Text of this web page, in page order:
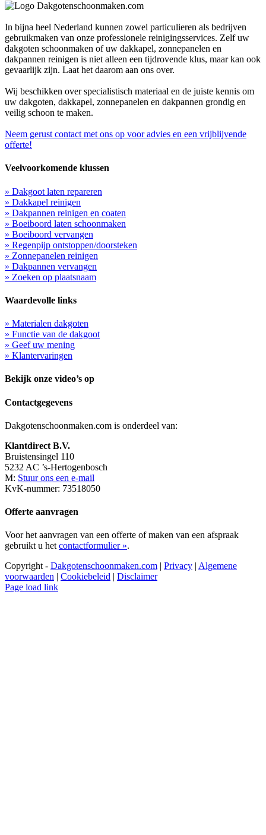
In bijna heel Nederland kunnen zowel particulieren als bedrijven
gebruikmaken van onze professionele reinigingsservices. Zelf uw
dakgoten schoonmaken of uw dakkapel, zonnepanelen en
dakpannen reinigen is niet alleen een tijdrovende klus, maar kan ook
gevaarlijk zijn. Laat het daarom aan ons over.
Wij beschikken over specialistisch materiaal en de juiste kennis om
uw dakgoten, dakkapel, zonnepanelen en dakpannen grondig en
veilig schoon te maken.
Neem gerust contact met ons op voor advies en een vrijblijvende
offerte!
Veelvoorkomende klussen
» Dakgoot laten repareren
» Dakkapel reinigen
» Dakpannen reinigen en coaten
» Boeiboord laten schoonmaken
» Boeiboord vervangen
» Regenpijp ontstoppen/doorsteken
» Zonnepanelen reinigen
» Dakpannen vervangen
» Zoeken op plaatsnaam
Waardevolle links
» Materialen dakgoten
» Functie van de dakgoot
» Geef uw mening
» Klantervaringen
Bekijk onze video’s op
Contactgegevens
Dakgotenschoonmaken.com is onderdeel van:
Klantdirect B.V.
Bruistensingel 110
5232 AC ’s-Hertogenbosch
M: Stuur ons een e-mail
KvK-nummer: 73518050
Offerte aanvragen
Voor het aanvragen van een offerte of maken van een afspraak
gebruikt u het contactformulier ».
Copyright - Dakgotenschoonmaken.com | Privacy | Algemene
voorwaarden | Cookiebeleid | Disclaimer
Page load link